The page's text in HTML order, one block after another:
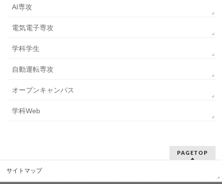
AI専攻
電気電子専攻
学科学生
自動運転専攻
オープンキャンパス
学科Web
PAGETOP
サイトマップ